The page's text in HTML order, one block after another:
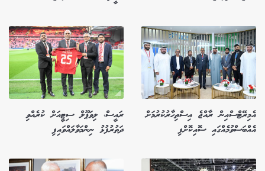
އެމިރޭޓްސްއިން ރާއްޖެ އިސްތިހާރުކުރުމަށް
އެއްބަސްވުމެއްގައި ސޮއިކޮށްފި
ރައީސް، ލިވަޕޫލް ސިޓީއަށް ކުރެއްވި
ދަތުރުފުޅު ނިންމަވާލައްވައިފި